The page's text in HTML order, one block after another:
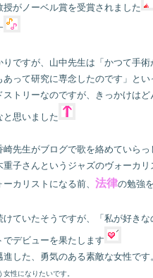
がノーベル賞を受賞されました
ですが、山中先生は「かつて手術
って研究に専念したのです」とい
ストリーなのですが、きっかけは
と思いました
崎先生がブログで歌を絡めていら
子さんというジャズのヴォーカリ
カリストになる前、 法律の勉強
ていたそうですが、「私が好きな
デビューを果たします
した、勇気のある素敵な女性です
性になりたいです。